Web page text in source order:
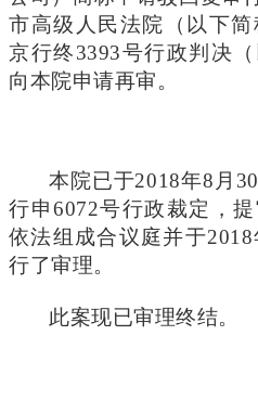
市高级人民法院（以下简
京行终3393号行政判决
向本院申请再审。
本院已于2018年8月
行申6072号行政裁定，
依法组成合议庭并于
行了审理。
此案现已审理终结。